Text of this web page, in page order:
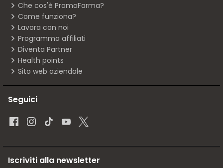
Che cos'è PromoFarma?
Come funziona?
Lavora con noi
Programma affiliati
Diventa Partner
Health points
Sito web aziendale
Seguici
Iscriviti alla newsletter